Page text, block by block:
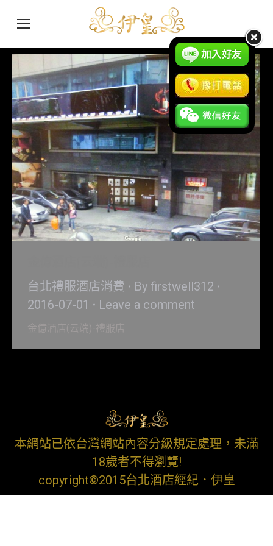
台北禮服酒店消費 By firstwell312
2016-07-01
Leave a comment
金億酒店(云端)-禮服店
本網站已依台灣網站內容分級規定處理，未滿
18歲者不得瀏覽!
copyright©2015台北酒店經紀．伊皇